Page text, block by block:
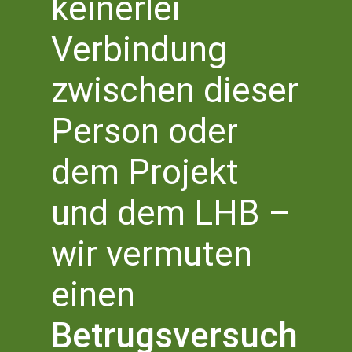
Literaturhaus Bonn
Literaturbüro NRW Süd
Bottlerplatz 1
53111 Bonn
T 0228 – 555 2 777 0
keinerlei
Verbindung
zwischen dieser
Person oder
dem Projekt
und dem LHB –
wir vermuten
einen
Betrugsversuch